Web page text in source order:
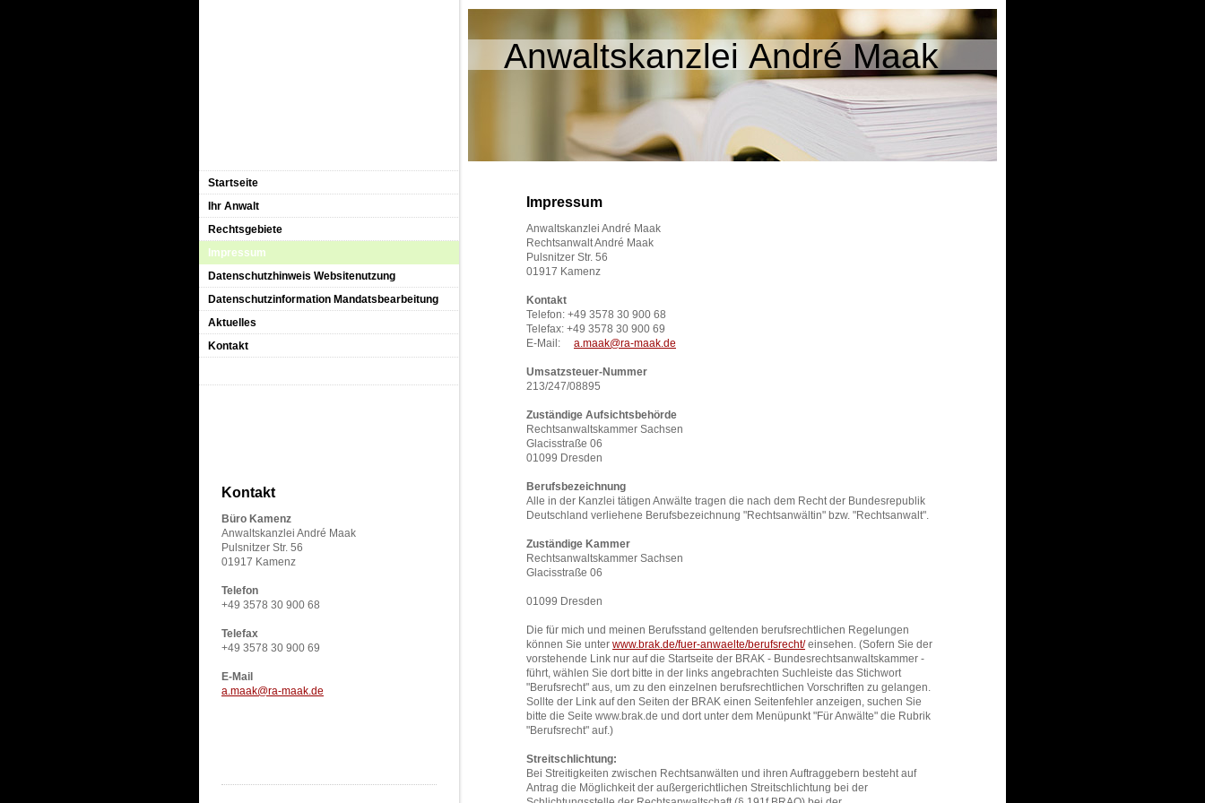
Anwaltskanzlei André Maak
Impressum
Anwaltskanzlei André Maak
Rechtsanwalt André Maak
Pulsnitzer Str. 56
01917 Kamenz
Kontakt
Telefon: +49 3578 30 900 68
Telefax: +49 3578 30 900 69
E-Mail: a.maak@ra-maak.de
Umsatzsteuer-Nummer
213/247/08895
Zuständige Aufsichtsbehörde
Rechtsanwaltskammer Sachsen
Glacisstraße 06
01099 Dresden
Berufsbezeichnung
Alle in der Kanzlei tätigen Anwälte tragen die nach dem Recht der Bundesrepublik
Deutschland verliehene Berufsbezeichnung "Rechtsanwältin" bzw. "Rechtsanwalt".
Zuständige Kammer
Rechtsanwaltskammer Sachsen
Glacisstraße 06
01099 Dresden
Die für mich und meinen Berufsstand geltenden berufsrechtlichen Regelungen
können Sie unter www.brak.de/fuer-anwaelte/berufsrecht/einsehen. (Sofern Sie der
vorstehende Link nur auf die Startseite der BRAK - Bundesrechtsanwaltskammer -
führt, wählen Sie dort bitte in der links angebrachten Suchleiste das Stichwort
"Berufsrecht" aus, um zu den einzelnen berufsrechtlichen Vorschriften zu gelangen.
Sollte der Link auf den Seiten der BRAK einen Seitenfehler anzeigen, suchen Sie
bitte die Seite www.brak.de und dort unter dem Menüpunkt "Für Anwälte" die Rubrik
"Berufsrecht" auf.)
Streitschlichtung:
Bei Streitigkeiten zwischen Rechtsanwälten und ihren Auftraggebern besteht auf
Antrag die Möglichkeit der außergerichtlichen Streitschlichtung bei der
Startseite
Ihr Anwalt
Rechtsgebiete
Impressum
Datenschutzhinweis Websitenutzung
Datenschutzinformation Mandatsbearbeitung
Aktuelles
Kontakt
Kontakt
Büro Kamenz
Anwaltskanzlei André Maak
Pulsnitzer Str. 56
01917 Kamenz
Telefon
+49 3578 30 900 68
Telefax
+49 3578 30 900 69
E-Mail
a.maak@ra-maak.de